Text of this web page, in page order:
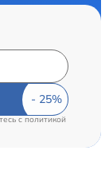
cполитикой